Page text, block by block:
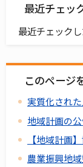
最近チェッ
最近チェック
このページ
実質化され
地域計画の
【地域計画
農業振興地